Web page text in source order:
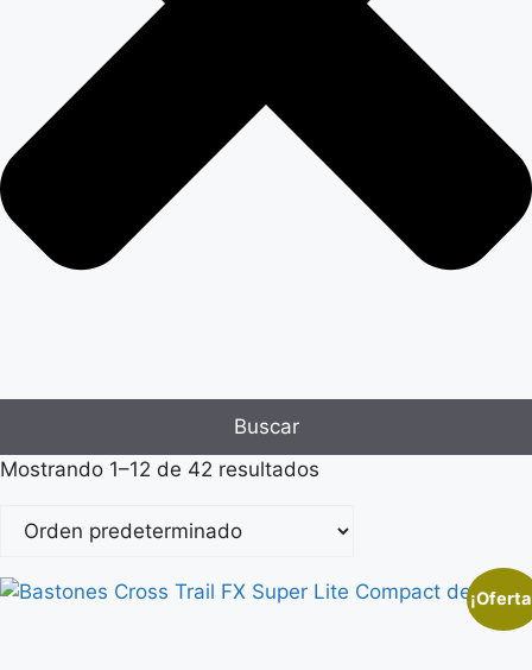
Buscar
Mostrando 1–12 de 42 resultados